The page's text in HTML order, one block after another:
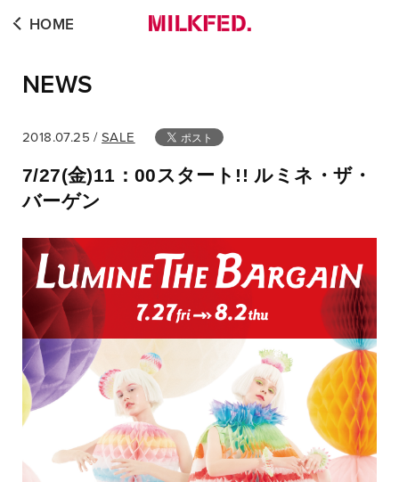
NEWS
HOME
2018.07.25 /SALE
7/27(金)11：00スタート!! ルミネ・ザ・
バーゲン